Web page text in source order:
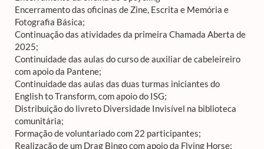
Encerramento das oficinas de Zine, Escrita e Memória e
Fotografia Básica;
Continuação das atividades da primeira Chamada Aberta de
2025;
Continuidade das aulas do curso de auxiliar de cabeleireiro
com apoio da Pantene;
Continuidade das aulas das duas turmas iniciantes do
English to Transform, com apoio do ISG;
Distribuição do livreto Diversidade Invisível na biblioteca
comunitária;
Formação de voluntariado com 22 participantes;
Realização de um Drag Bingo com apoio da Flying Horse;